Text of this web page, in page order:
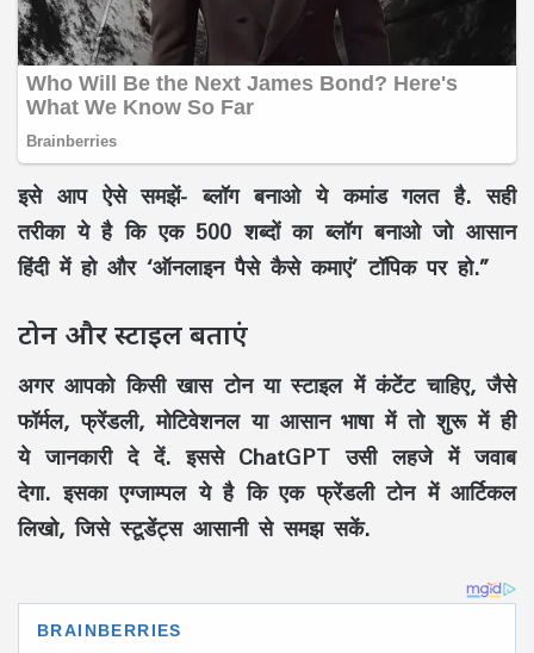
इसे आप ऐसे समझें- ब्लॉग बनाओ ये कमांड गलत है. सही
तरीका ये है कि एक 500 शब्दों का ब्लॉग बनाओ जो आसान
हिंदी में हो और ‘ऑनलाइन पैसे कैसे कमाएं’ टॉपिक पर हो.”
टोन और स्टाइल बताएं
अगर आपको किसी खास टोन या स्टाइल में कंटेंट चाहिए, जैसे
फॉर्मल, फ्रेंडली, मोटिवेशनल या आसान भाषा में तो शुरू में ही
ये जानकारी दे दें. इससे ChatGPT उसी लहजे में जवाब
देगा. इसका एग्जाम्पल ये है कि एक फ्रेंडली टोन में आर्टिकल
लिखो, जिसे स्टूडेंट्स आसानी से समझ सकें.